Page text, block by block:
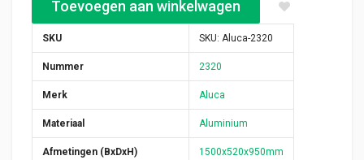
Toevoegen aan winkelwagen
SKU SKU: Aluca-2320
Nummer 2320
Merk Aluca
Materiaal Aluminium
Afmetingen (BxDxH) 1500x520x950mm